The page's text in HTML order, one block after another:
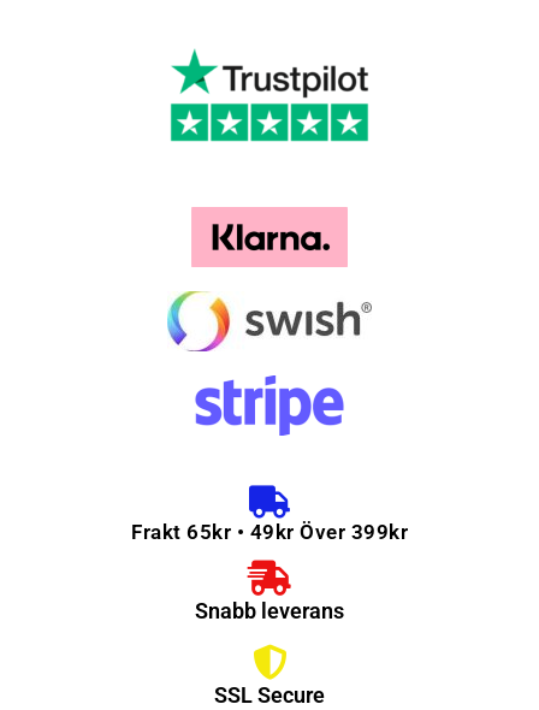
Frakt 65kr • 49kr Över 399kr
Snabb leverans
SSL Secure